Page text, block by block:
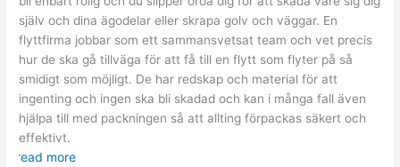
själv och dina ägodelar eller skrapa golv och väggar. En
flyttfirma jobbar som ett sammansvetsat team och vet precis
hur de ska gå tillväga för att få till en flytt som flyter på så
smidigt som möjligt. De har redskap och material för att
ingenting och ingen ska bli skadad och kan i många fall även
hjälpa till med packningen så att allting förpackas säkert och
effektivt.
read more